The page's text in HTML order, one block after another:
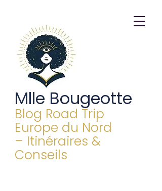
Mlle Bougeotte
Blog Road Trip
Europe du Nord
– Itinéraires &
Conseils